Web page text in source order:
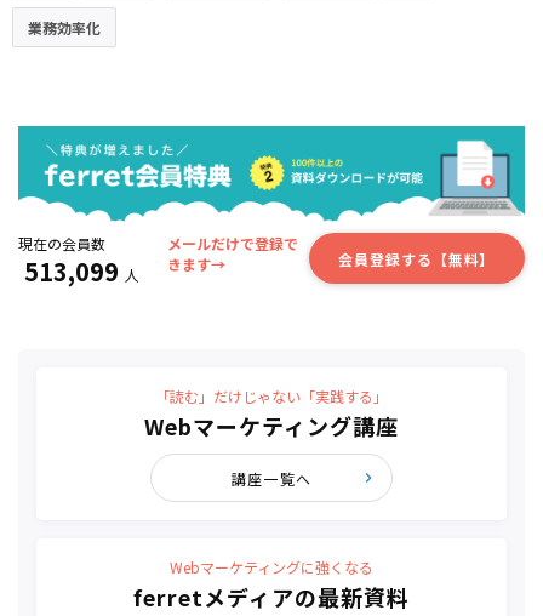
業務効率化
現在の会員数
513,099 人
メールだけで登録で
きます→
会員登録する【無料】
「読む」だけじゃない「実践する」
Webマーケティング講座
講座一覧へ
Webマーケティングに強くなる
ferretメディアの最新資料